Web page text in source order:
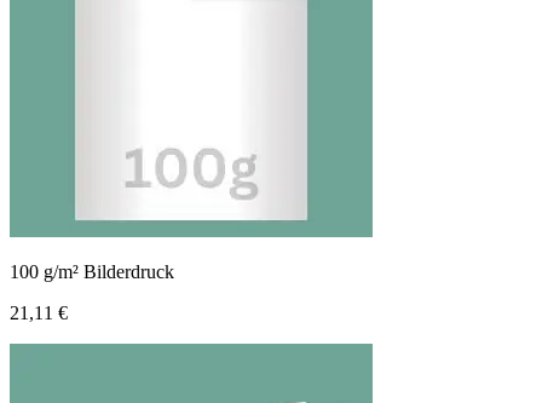
100 g/m² Bilderdruck
21,11 €